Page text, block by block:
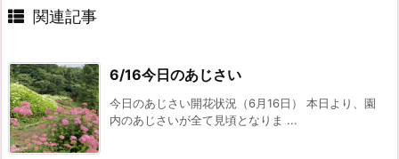
関連記事
6/16今日のあじさい
今日のあじさい開花状況（6月16日） 本日より、園
内のあじさいが全て見頃となりま ...